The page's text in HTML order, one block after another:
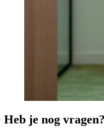
Heb je nog vragen?